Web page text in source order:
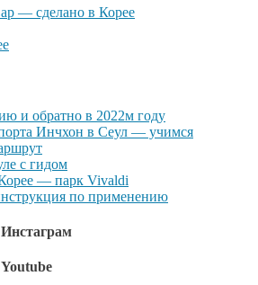
— сделано в Корее
и обратно в 2022м году
Инчхон в Сеул — учимся
с гидом
— парк Vivaldi
по применению